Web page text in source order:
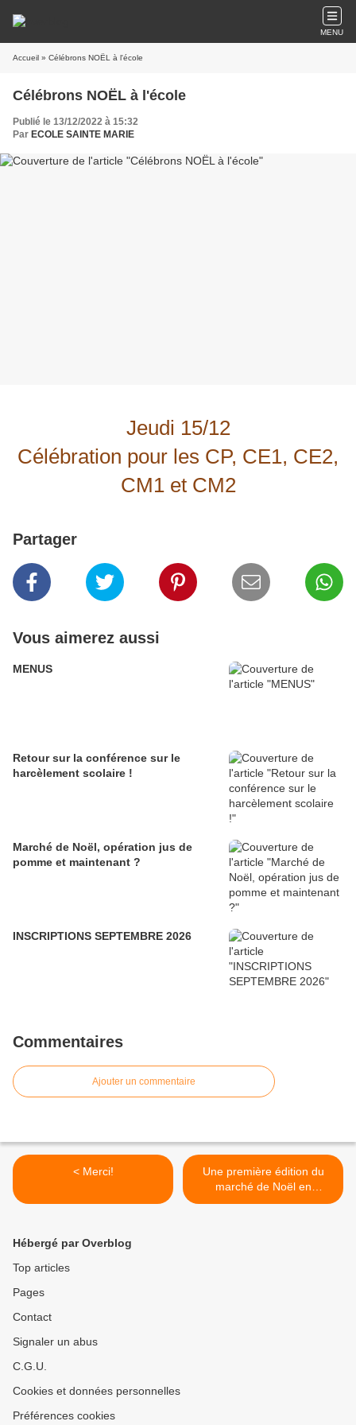
MENU
Accueil » Célébrons NOËL à l'école
Célébrons NOËL à l'école
Publié le 13/12/2022 à 15:32
Par ECOLE SAINTE MARIE
Jeudi 15/12
Célébration pour les CP, CE1, CE2,
CM1 et CM2
Partager
Vous aimerez aussi
MENUS
Retour sur la conférence sur le
harcèlement scolaire !
Marché de Noël, opération jus de
pomme et maintenant ?
INSCRIPTIONS SEPTEMBRE 2026
Commentaires
Ajouter un commentaire
< Merci!
Une première édition du
marché de Noël en
nocturne réussie! >
Hébergé par Overblog
Top articles
Pages
Contact
Signaler un abus
C.G.U.
Cookies et données personnelles
Préférences cookies